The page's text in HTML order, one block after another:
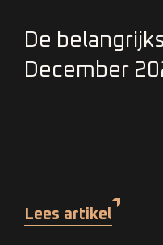
De
December
Lees artikel